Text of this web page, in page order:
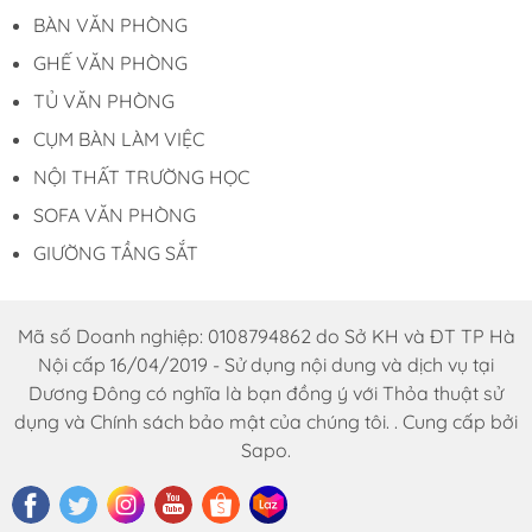
CB 58 có kết cấu module, dễ dàng lắp ráp hoặc
quy mô văn phòng. Nhờ vào thiết kế linh hoạt và
tính ứng dụng cao, sản phẩm phù hợp với nhiều
loại hình doanh nghiệp như startup, công ty công
tính linh hoạt trong bố trí chỗ ngồi.
THÔNG TIN LIÊN HỆ:
* Địa chỉ : A11 Xuân Phương, đường Trịnh Văn Bô,
Nam Từ Liêm, Hà Nội
* Số hotline: 0969.76.1368
* Facebook: Nội Thất Dương Đông
BÀN VĂN PHÒNG
GHẾ VĂN PHÒNG
TỦ VĂN PHÒNG
CỤM BÀN LÀM VIỆC
NỘI THẤT TRƯỜNG HỌC
SOFA VĂN PHÒNG
GIƯỜNG TẦNG SẮT
Mã số Doanh nghiệp: 0108794862 do Sở KH và ĐT TP Hà
Nội cấp 16/04/2019 - Sử dụng nội dung và dịch vụ tại
Dương Đông có nghĩa là bạn đồng ý với Thỏa thuật sử
dụng và Chính sách bảo mật của chúng tôi. . Cung cấp bởi
Sapo.